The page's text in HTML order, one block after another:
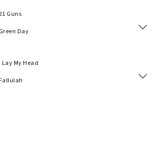
Guns
Green Day
I Lay My Head
Fallulah